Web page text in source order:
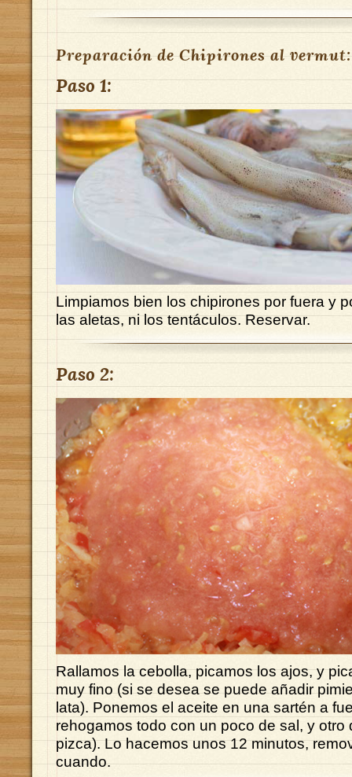
Preparación de Chipirones al vermut:
Paso 1:
Limpiamos bien los chipirones por fuera y
las aletas, ni los tentáculos. Reservar.
Paso 2:
Rallamos la cebolla, picamos los ajos, y
muy fino (si se desea se puede añadir
lata). Ponemos el aceite en una sartén a
rehogamos todo con un poco de sal, y otro
pizca). Lo hacemos unos 12 minutos,
cuando.